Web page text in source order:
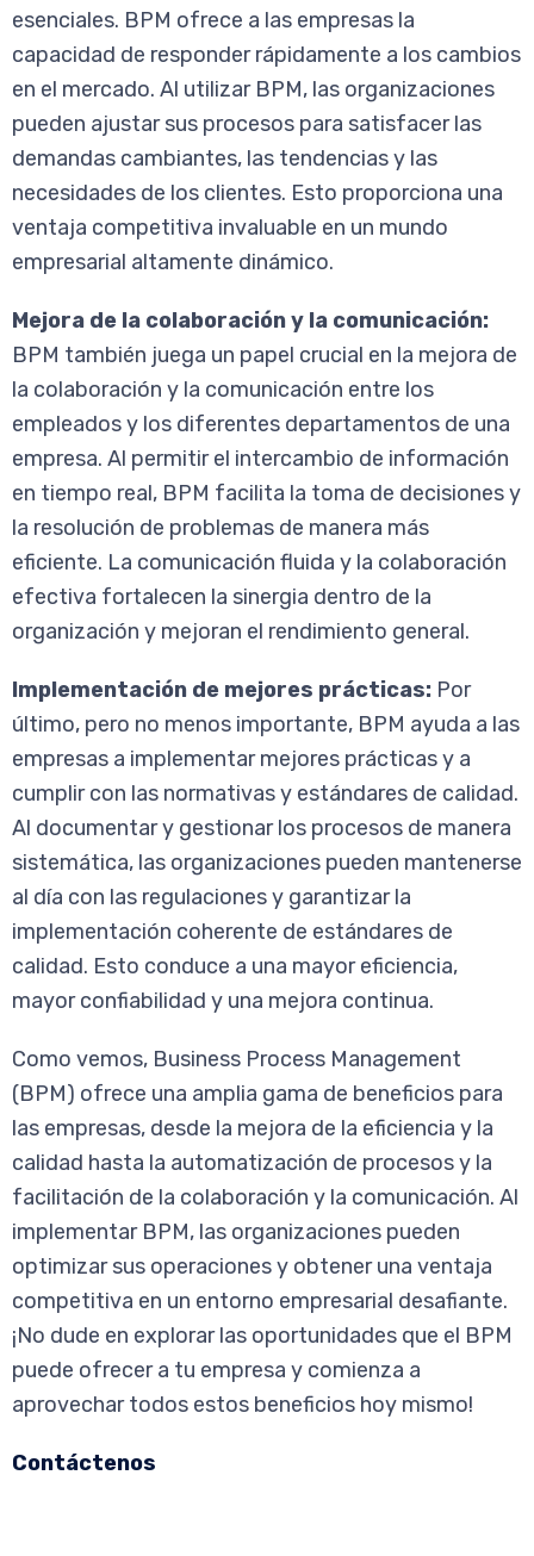
esenciales. BPM ofrece a las empresas la
capacidad de responder rápidamente a los cambios
en el mercado. Al utilizar BPM, las organizaciones
pueden ajustar sus procesos para satisfacer las
demandas cambiantes, las tendencias y las
necesidades de los clientes. Esto proporciona una
ventaja competitiva invaluable en un mundo
empresarial altamente dinámico.
Mejora de la colaboración y la comunicación:
BPM también juega un papel crucial en la mejora de
la colaboración y la comunicación entre los
empleados y los diferentes departamentos de una
empresa. Al permitir el intercambio de información
en tiempo real, BPM facilita la toma de decisiones y
la resolución de problemas de manera más
eficiente. La comunicación fluida y la colaboración
efectiva fortalecen la sinergia dentro de la
organización y mejoran el rendimiento general.
Implementación de mejores prácticas: Por
último, pero no menos importante, BPM ayuda a las
empresas a implementar mejores prácticas y a
cumplir con las normativas y estándares de calidad.
Al documentar y gestionar los procesos de manera
sistemática, las organizaciones pueden mantenerse
al día con las regulaciones y garantizar la
implementación coherente de estándares de
calidad. Esto conduce a una mayor eficiencia,
mayor confiabilidad y una mejora continua.
Como vemos, Business Process Management
(BPM) ofrece una amplia gama de beneficios para
las empresas, desde la mejora de la eficiencia y la
calidad hasta la automatización de procesos y la
facilitación de la colaboración y la comunicación. Al
implementar BPM, las organizaciones pueden
optimizar sus operaciones y obtener una ventaja
competitiva en un entorno empresarial desafiante.
¡No dude en explorar las oportunidades que el BPM
puede ofrecer a tu empresa y comienza a
aprovechar todos estos beneficios hoy mismo!
Contáctenos